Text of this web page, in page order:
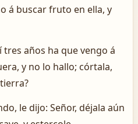
á buscar fruto en ella, y
tres años ha que vengo á
y no lo hallo; córtala,
le dijo: Señor, déjala aún